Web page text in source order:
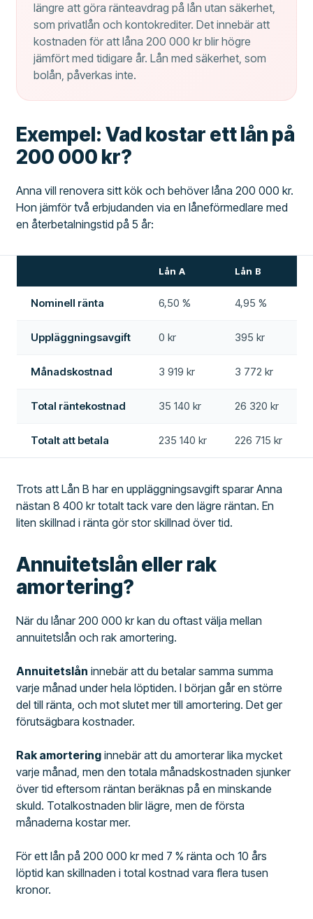
längre att göra ränteavdrag på lån utan säkerhet,
som privatlån och kontokrediter. Det innebär att
kostnaden för att låna 200 000 kr blir högre
jämfört med tidigare år. Lån med säkerhet, som
bolån, påverkas inte.
Exempel: Vad kostar ett lån på
200 000 kr?
Anna vill renovera sitt kök och behöver låna 200 000 kr.
Hon jämför två erbjudanden via en låneförmedlare med
en återbetalningstid på 5 år:
Lån A Lån B
Nominell ränta 6,50 % 4,95 %
Uppläggningsavgift 0 kr 395 kr
Månadskostnad 3 919 kr 3 772 kr
Total räntekostnad 35 140 kr 26 320 kr
Totalt att betala 235 140 kr 226 715 kr
Trots att Lån B har en uppläggningsavgift sparar Anna
nästan 8 400 kr totalt tack vare den lägre räntan. En
liten skillnad i ränta gör stor skillnad över tid.
Annuitetslån eller rak
amortering?
När du lånar 200 000 kr kan du oftast välja mellan
annuitetslån och rak amortering.
Annuitetslån innebär att du betalar samma summa
varje månad under hela löptiden. I början går en större
del till ränta, och mot slutet mer till amortering. Det ger
förutsägbara kostnader.
Rak amortering innebär att du amorterar lika mycket
varje månad, men den totala månadskostnaden sjunker
över tid eftersom räntan beräknas på en minskande
skuld. Totalkostnaden blir lägre, men de första
månaderna kostar mer.
För ett lån på 200 000 kr med 7 % ränta och 10 års
löptid kan skillnaden i total kostnad vara flera tusen
kronor.